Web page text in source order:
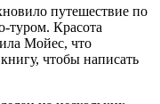
путешествие по
туром. Красота
Мойес, что
чтобы написать